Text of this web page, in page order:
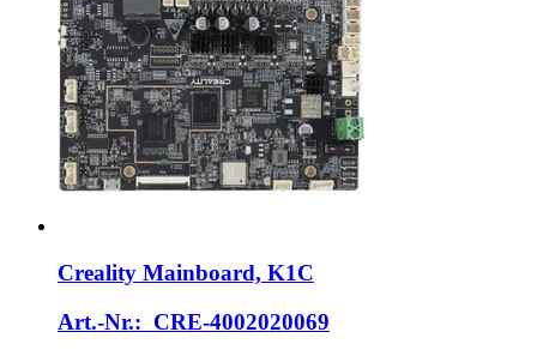
Creality Mainboard, K1C
Art.-Nr.: CRE-4002020069